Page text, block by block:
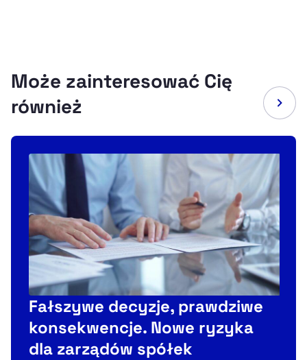
Może zainteresować Cię
również
Fałszywe decyzje, prawdziwe
konsekwencje. Nowe ryzyka
dla zarządów spółek